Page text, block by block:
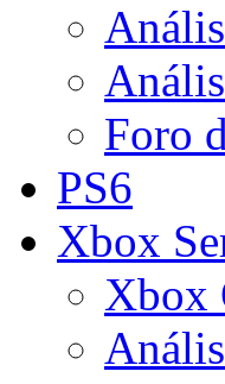
Foro
PS6
Xbox
Xbox